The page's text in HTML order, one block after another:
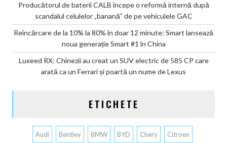
Producătorul de baterii CALB începe o reformă internă după
scandalul celulelor „banană” de pe vehiculele GAC
Reîncărcare de la 10% la 80% în doar 12 minute: Smart lansează
noua generație Smart #1 în China
Luxeed RX: Chinezii au creat un SUV electric de 585 CP care
arată ca un Ferrari și poartă un nume de Lexus
ETICHETE
Audi Bentley BMW BYD Chery Citroen